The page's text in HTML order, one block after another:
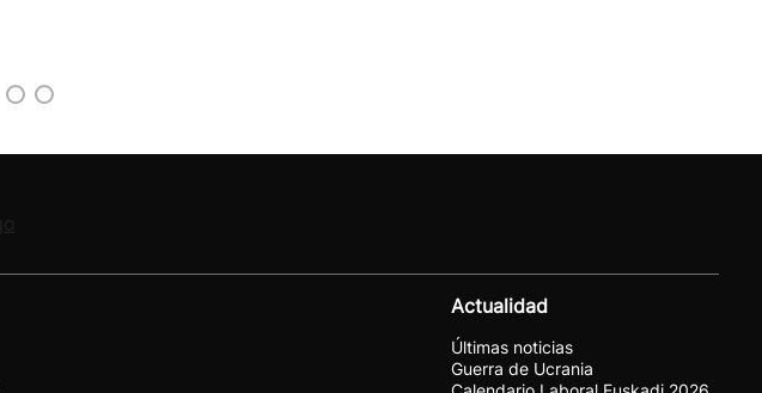
Actualidad
Últimas noticias
Guerra de Ucrania